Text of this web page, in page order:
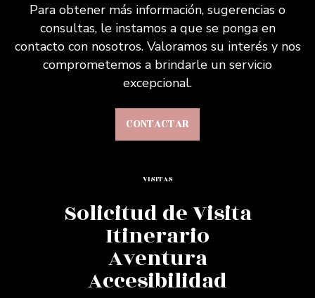
Para obtener más información, sugerencias o
consultas, le instamos a que se ponga en
contacto con nosotros. Valoramos su interés y nos
comprometemos a brindarle un servicio
excepcional.
CONTACTAR
VISITAS
Solicitud de Visita
Itinerario
Aventura
Accesibilidad